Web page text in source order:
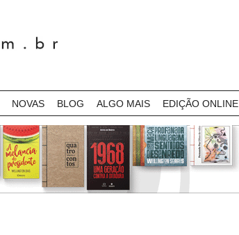
NOVAS BLOG ALGO MAIS EDIÇÃO ONLINE